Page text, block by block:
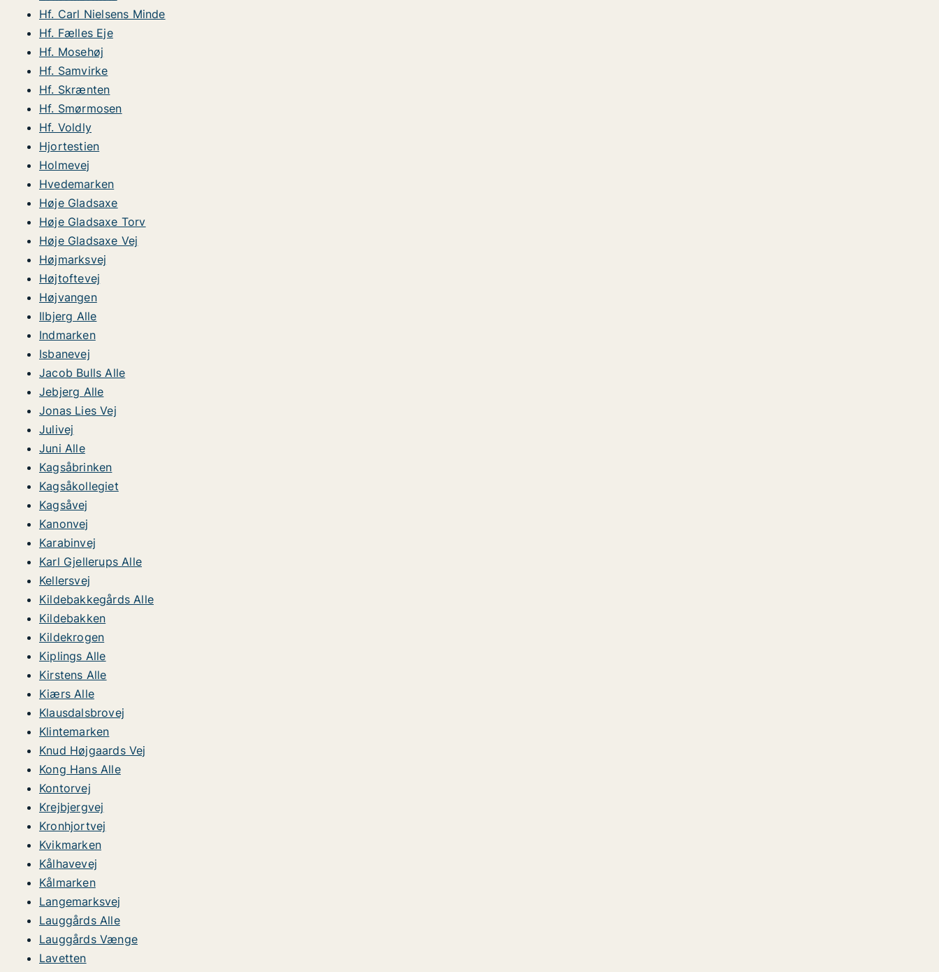
Hf. Carl Nielsens Minde
Hf. Fælles Eje
Hf. Mosehøj
Hf. Samvirke
Hf. Skrænten
Hf. Smørmosen
Hf. Voldly
Hjortestien
Holmevej
Hvedemarken
Høje Gladsaxe
Høje Gladsaxe Torv
Høje Gladsaxe Vej
Højmarksvej
Højtoftevej
Højvangen
Ilbjerg Alle
Indmarken
Isbanevej
Jacob Bulls Alle
Jebjerg Alle
Jonas Lies Vej
Julivej
Juni Alle
Kagsåbrinken
Kagsåkollegiet
Kagsåvej
Kanonvej
Karabinvej
Karl Gjellerups Alle
Kellersvej
Kildebakkegårds Alle
Kildebakken
Kildekrogen
Kiplings Alle
Kirstens Alle
Kiærs Alle
Klausdalsbrovej
Klintemarken
Knud Højgaards Vej
Kong Hans Alle
Kontorvej
Krejbjergvej
Kronhjortvej
Kvikmarken
Kålhavevej
Kålmarken
Langemarksvej
Lauggårds Alle
Lauggårds Vænge
Lavetten